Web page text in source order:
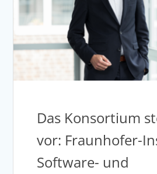
Das Konsortium
vor: Fraunhofer-
Software- und